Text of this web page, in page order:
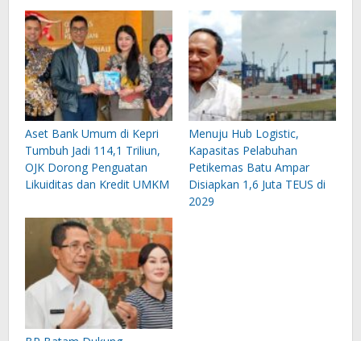
Aset Bank Umum di Kepri
Tumbuh Jadi 114,1 Triliun,
OJK Dorong Penguatan
Likuiditas dan Kredit UMKM
Menuju Hub Logistic,
Kapasitas Pelabuhan
Petikemas Batu Ampar
Disiapkan 1,6 Juta TEUS di
2029